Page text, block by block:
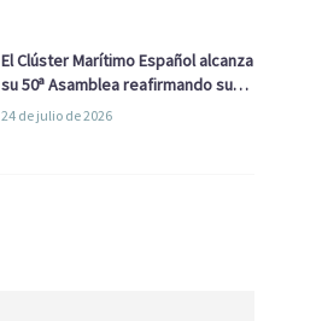
El Clúster Marítimo Español alcanza
su 50ª Asamblea reafirmando su
liderazgo en la Economía Azul
24 de julio de 2026